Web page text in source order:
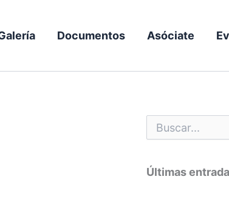
Documentos Asóciate
u
c
a
Últimas